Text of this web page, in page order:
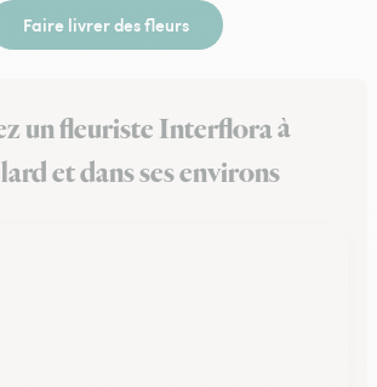
Faire livrer des fleurs
un fleuriste Interflora à
et dans ses environs